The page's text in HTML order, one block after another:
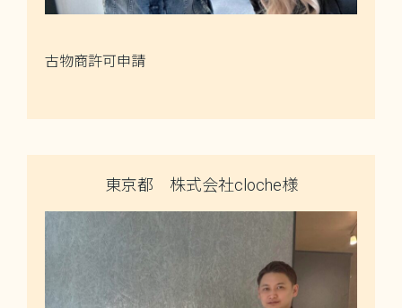
古物商許可申請
東京都 株式会社cloche様